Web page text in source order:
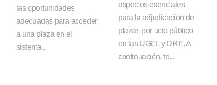
las oportunidades
adecuadas para acceder
a una plaza en el
sistema...
aspectos esenciales
para la adjudicación de
plazas por acto público
en las UGEL y DRE. A
continuación, te...